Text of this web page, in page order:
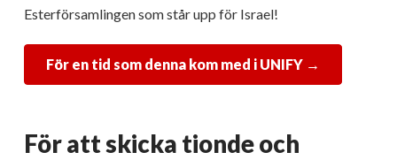
Esterförsamlingen som står upp för Israel!
För en tid som denna kom med i UNIFY →
För att skicka tionde och